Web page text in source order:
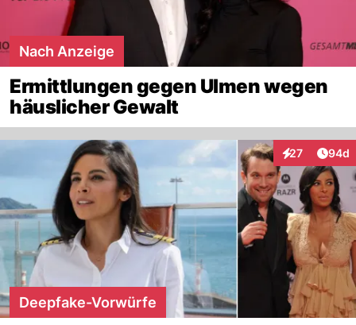
Nach Anzeige
Ermittlungen gegen Ulmen wegen
häuslicher Gewalt
27
Interaktionen
94d
Deepfake-Vorwürfe